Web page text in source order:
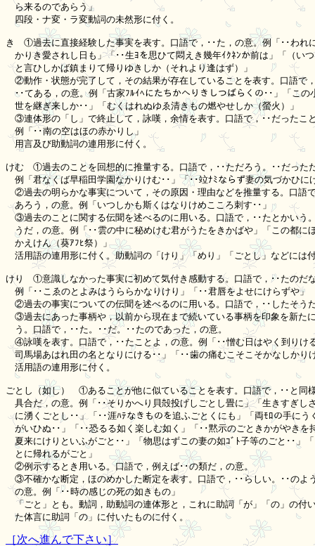
ら来るのであらう」
四段・ナ変・ラ変動詞の未然形に付く。
き　①過去に直接経験した事実を表す。口語で，･･た，の意。例「･･われ
かりき愛されし日も」「･･生ﾖを思ひて悶えき幾年ｲｸﾈﾝか前は」「（い
と言ひしかば鎮まりて帰りゆきしか（それより逢はず）」
②動作・状態が完了して，その結果が存在していることを表す。口語で
･･てある，の意。例「古家ﾌﾙｲﾍにたちかへりきしつばらくの･･」「この
世を継ぎ来しか･･」「むくはれぬゆゑ清きもの燃やせしか（螢火）」
③連体形の「し」で終止して，詠嘆，余情を表す。口語で，･･だったこ
例「･･南の空はほの赤かりし」
用言及び助動詞の連用形に付く。
けむ　①過去のことを回想的に推量する。口語で，･･ただろう。･･だった
例「君なくば早稲田学園なかりけむ･･」「･･竝ﾅﾐならず妻の気づかひに
②過去の明らかな事実について，その原因・理由などを推量する。口語
あろう，の意。例「いつしかも斯くはなりけめこころ刺す･･」
③過去のことに関する伝聞を述べるのに用いる。口語で，･･たとかいう
うだ，の意。例「･･雲の中に秘めけむ君がうたをきかばや」「この都に
かえけん（葵ｱﾌﾋ祭）」
活用語の連用形に付く。助動詞の「けり」「めり」「ごとし」などには
けり　①意識しなかった事実に初めて気付き感動する。口語で，･･たのだ
例「･･こゑのとよみはうららかなりけり」「･･君唇をよせにけらずや」
②過去の事実についての伝聞を述べるのに用いる。口語で，･･したそう
③過去にあった事柄や，以前から現在まで続いている事柄を印象を新た
う。口語で，･･た。･･だ。･･たのであった，の意。
④詠嘆を表す。口語で，･･たことよ，の意。例「･･憎む日はやく到りけ
司馬場あはれ田の名となりにける･･」「･･歯の痛むこそこそかなしかり
活用語の連用形に付く。
ごとし（如し）　①あることが他に似ていることを表す。口語で，･･と同
具合だ，の意。例「･･そりかへり貝殻投げしごとし畳に」「生きすぎし
に湧くごとし･･」「･･涯ﾊﾃなきものを追ふごとくにも」「両ﾓﾛの手にう
がいひぬ･･」「･･恐るる如く楽しむ如く」「･･黙示のごときかがやきを
夏来にけりといふがごと･･」「物思はずこの妻の如ｺﾞﾄ子等のごと･･」
とに帰れるがごと」
②例示するとき用いる。口語で，例えば･･の類だ，の意。
③不確かな断定，ほのめかした断定を表す。口語で，･･らしい。･･のよ
の意。例「･･時の感じの死の如きもの」
「ごと」とも。動詞，助動詞の連体形と，これに助詞「が」「の」の付
［次へ進んで下さい］